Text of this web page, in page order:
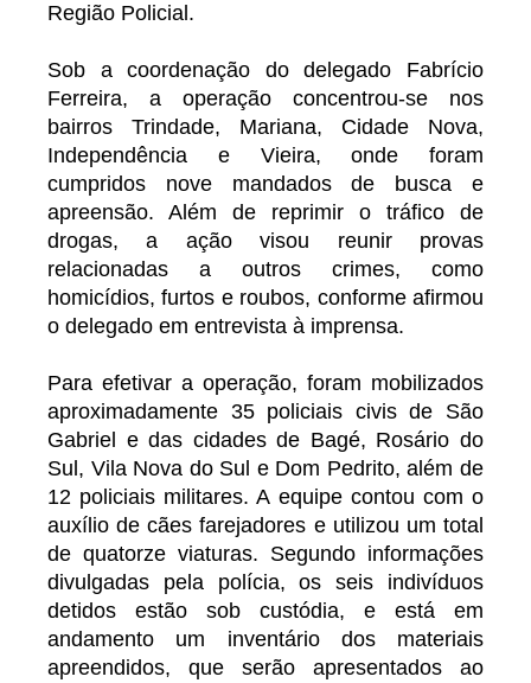
Região Policial.
Sob a coordenação do delegado Fabrício
Ferreira, a operação concentrou-se nos
bairros Trindade, Mariana, Cidade Nova,
Independência e Vieira, onde foram
cumpridos nove mandados de busca e
apreensão. Além de reprimir o tráfico de
drogas, a ação visou reunir provas
relacionadas a outros crimes, como
homicídios, furtos e roubos, conforme afirmou
o delegado em entrevista à imprensa.
Para efetivar a operação, foram mobilizados
aproximadamente 35 policiais civis de São
Gabriel e das cidades de Bagé, Rosário do
Sul, Vila Nova do Sul e Dom Pedrito, além de
12 policiais militares. A equipe contou com o
auxílio de cães farejadores e utilizou um total
de quatorze viaturas. Segundo informações
divulgadas pela polícia, os seis indivíduos
detidos estão sob custódia, e está em
andamento um inventário dos materiais
apreendidos, que serão apresentados ao